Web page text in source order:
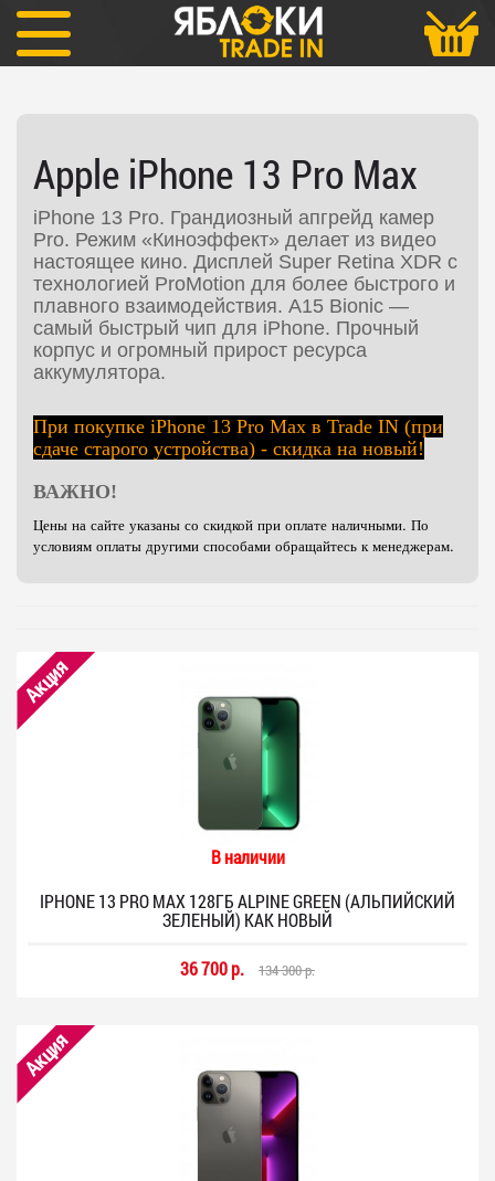
iPhone 13 Pro Max
Apple iPhone 13 Pro Max
iPhone 13 Pro. Грандиозный апгрейд камер
Pro. Режим «Киноэффект» делает из видео
настоящее кино. Дисплей Super Retina XDR с
технологией ProMotion для более быстрого и
плавного взаимодействия. А15 Bionic —
самый быстрый чип для iPhone. Прочный
корпус и огромный прирост ресурса
аккумулятора.
При покупке iPhone 13 Pro Max в Trade IN (при
сдаче старого устройства) - скидка на новый!
ВАЖНО!
Цены на сайте указаны со скидкой при оплате наличными. По
условиям оплаты другими способами обращайтесь к менеджерам.
Акция
В наличии
IPHONE 13 PRO MAX 128ГБ ALPINE GREEN (АЛЬПИЙСКИЙ
ЗЕЛЕНЫЙ) КАК НОВЫЙ
36 700 р. 134 300 р.
Акция